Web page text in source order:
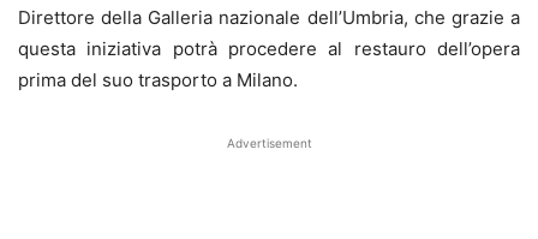
Direttore della Galleria nazionale dell’Umbria, che grazie a
questa iniziativa potrà procedere al restauro dell’opera
prima del suo trasporto a Milano.
Advertisement